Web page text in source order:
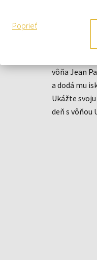
vôňa pre
sviežimi
sú
vôňa Jean
a dodá mu
Ukážte
deň s vôňou
Poprieť